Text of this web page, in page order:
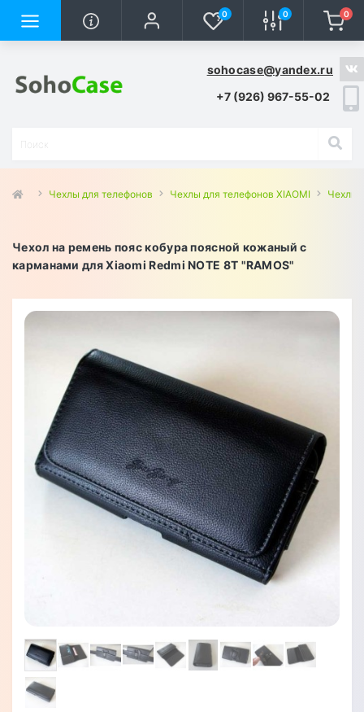
0 0 0
sohocase@yandex.ru
+7 (926) 967-55-02
Чехлы для телефонов Чехлы для телефонов XIAOMI Чехлы
Чехол на ремень пояс кобура поясной кожаный c
карманами для Xiaomi Redmi NOTE 8T "RAMOS"